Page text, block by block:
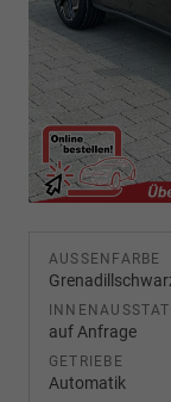
AUSSENFARBE
auf Anfrage
GETRIEBE
Automatik